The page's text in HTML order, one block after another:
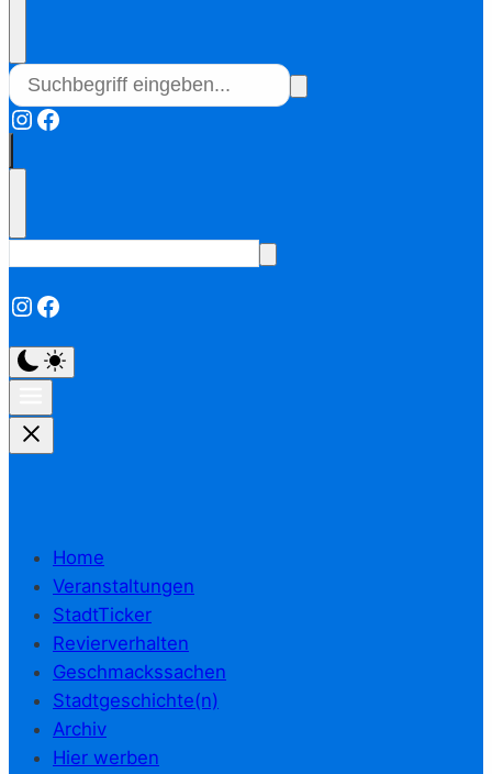
Instagram
Facebook
Instagram
Facebook
Home
Veranstaltungen
StadtTicker
Revierverhalten
Geschmackssachen
Stadtgeschichte(n)
Archiv
Hier werben